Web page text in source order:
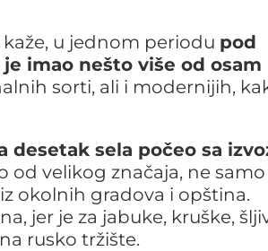
kaže, u jednom periodu pod
imao nešto više od osam
sorti, ali i modernijih,
desetak sela počeo sa
od velikog značaja, ne samo
okolnih gradova i opština.
jer je za jabuke, kruške,
rusko tržište.